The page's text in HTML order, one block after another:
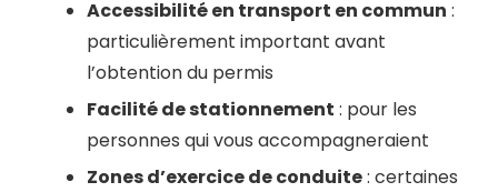
Accessibilité en transport en commun :
particulièrement important avant
l’obtention du permis
Facilité de stationnement : pour les
personnes qui vous accompagneraient
Zones d’exercice de conduite: certaines